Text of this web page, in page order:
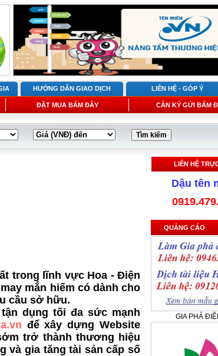
HƯỚNG DẪN GIAO DỊCH LIÊN HỆ - GÓP Ý
ĐẶT MUA BẤM ĐÂY CẦN KÝ GỬI BẤM
trong lĩnh vực Hoa - Điện
mắn hiếm có dành cho
cầu sở hữu.
dụng tối đa sức mạnh
để xây dựng Website
trở thành thương hiệu
và gia tăng tài sản cấp số
LIÊN HỆ
Dậu tên
QUẢNG CÁO
GIA PHẢ